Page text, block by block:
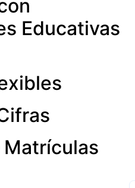
Educativas
Matrículas